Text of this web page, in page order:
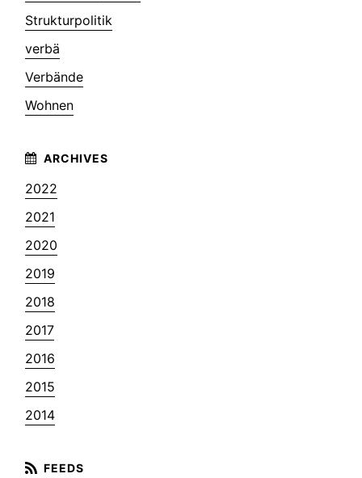
Strukturpolitik
verbä
Verbände
Wohnen
2022
2021
2020
2019
2018
2017
2016
2015
2014